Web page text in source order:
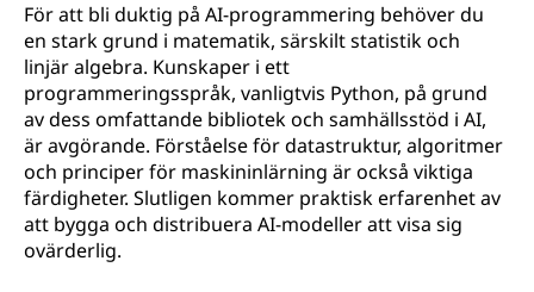
För att bli duktig på AI-programmering behöver du
en stark grund i matematik, särskilt statistik och
linjär algebra. Kunskaper i ett
programmeringsspråk, vanligtvis Python, på grund
av dess omfattande bibliotek och samhällsstöd i AI,
är avgörande. Förståelse för datastruktur, algoritmer
och principer för maskininlärning är också viktiga
färdigheter. Slutligen kommer praktisk erfarenhet av
att bygga och distribuera AI-modeller att visa sig
ovärderlig.